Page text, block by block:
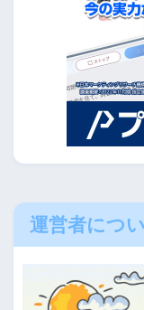
運営者につ